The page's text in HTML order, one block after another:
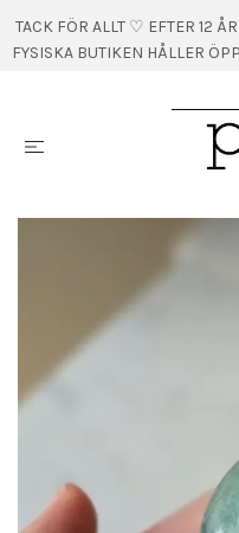
TACK FÖR ALLT ♡ EFTER 12
FYSISKA BUTIKEN HÅLLER